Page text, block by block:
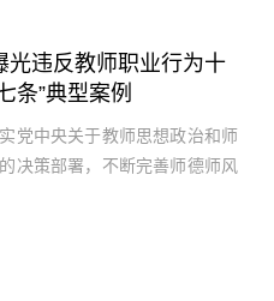
光违反教师职业行为十
条”典型案例
党中央关于教师思想政治和师
决策部署，不断完善师德师风